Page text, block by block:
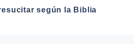
según la Biblia